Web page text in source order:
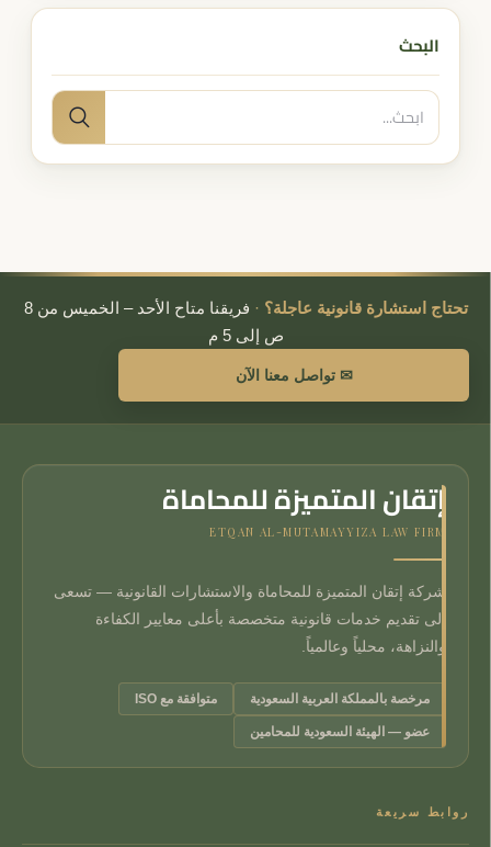
البحث
البحث
عن:
بحث
تحتاج استشارة قانونية عاجلة؟ ·
فريقنا متاح الأحد – الخميس من 8
ص إلى 5 م
✉ تواصل معنا الآن
إتقان المتميزة للمحاماة
ETQAN AL-MUTAMAYYIZA LAW FIRM
شركة إتقان المتميزة للمحاماة والاستشارات القانونية — تسعى
إلى تقديم خدمات قانونية متخصصة بأعلى معايير الكفاءة
والنزاهة، محلياً وعالمياً.
مرخصة بالمملكة العربية السعودية متوافقة مع ISO
عضو — الهيئة السعودية للمحامين
روابط سريعة